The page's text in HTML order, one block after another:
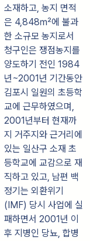
소재하고, 농지 면적
은 4,848㎡에 불과
한 소규모 농지로서
청구인은 쟁점농지를
양도하기 전인 1984
년~2001년 기간동안
김포시 일원의 초등학
교에 근무하였으며,
2001년부터 현재까
지 거주지와 근거리에
있는 일산구 소재 초
등학교에 교감으로 재
직하고 있고, 남편 백
정기는 외환위기
(IMF) 당시 사업에 실
패하면서 2001년 이
후 지병인 당뇨, 합병